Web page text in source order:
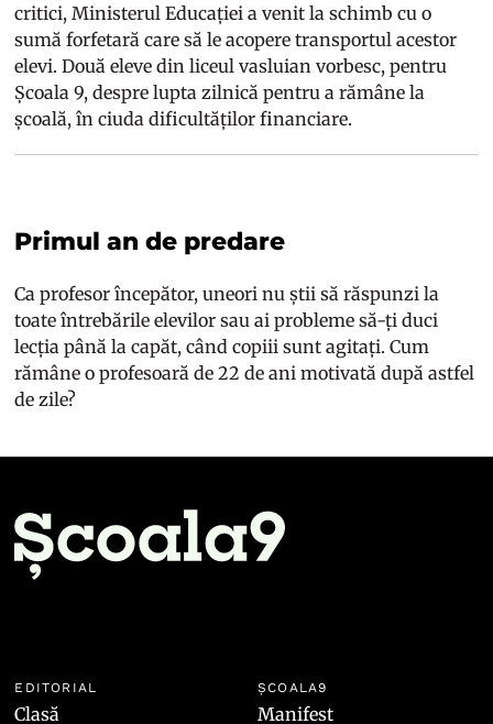
critici, Ministerul Educației a venit la schimb cu o
sumă forfetară care să le acopere transportul acestor
elevi. Două eleve din liceul vasluian vorbesc, pentru
Școala 9, despre lupta zilnică pentru a rămâne la
școală, în ciuda dificultăților financiare.
Primul an de predare
Ca profesor începător, uneori nu știi să răspunzi la
toate întrebările elevilor sau ai probleme să-ți duci
lecția până la capăt, când copiii sunt agitați. Cum
rămâne o profesoară de 22 de ani motivată după astfel
de zile?
EDITORIAL
Clasă
ȘCOALA9
Manifest